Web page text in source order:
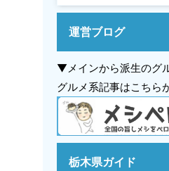
運営ブログ
▼メインから派生のグ
グルメ系記事はこちら
栃木県ガイド